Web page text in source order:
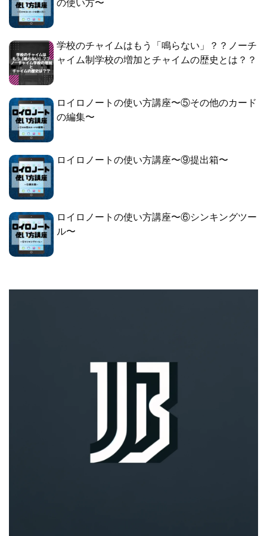
の使い方〜
学校のチャイムはもう「鳴らない」？？ノーチ
ャイム制学校の増加とチャイムの歴史とは？？
ロイロノートの使い方講座〜⑤その他のカード
の編集〜
ロイロノートの使い方講座〜⑨提出箱〜
ロイロノートの使い方講座〜⑥シンキングツー
ル〜